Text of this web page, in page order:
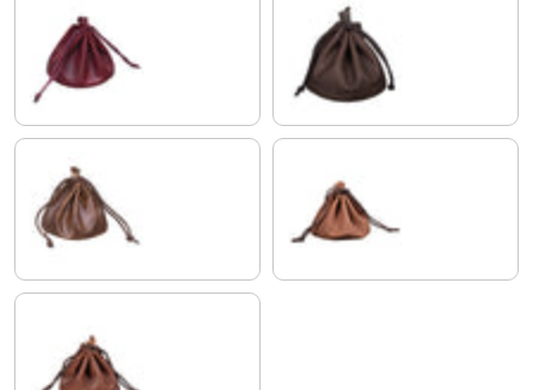
rosso matowy ciemny brąz
antyczny brąz siodło - brązowy
koniakowy brąz